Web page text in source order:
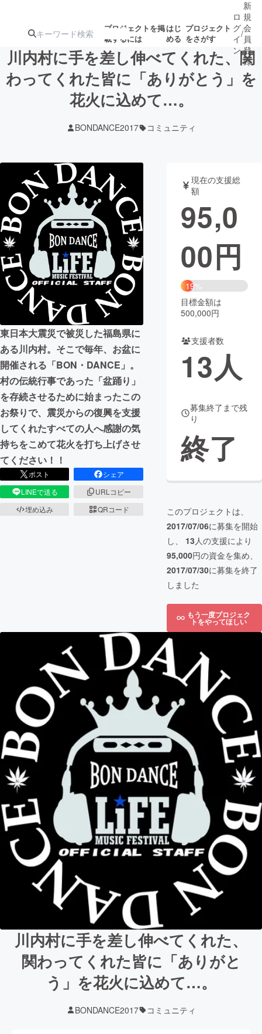
プロジェクトを掲
載するには
はじ
める
プロジェクト
をさがす
注目のリ 注目の新着プロ募集終了が近いプ
テクノロジー・ガジェット
映像・映画 書籍・雑誌
ビジネス・起業 チャレンジ
まちづくり・地域活性化
CAMPFIRE for Social Good CAMPFIRE Creation
CAMPFIREふるさと納税machi-ya コミュニティ
ロ
グ
イ
ン
/
新
規
会
員
登
録
川内村に手を差し伸べてくれた、関
わってくれた皆に「ありがとう」を
花火に込めて…。
BONDANCE2017 コミュニティ
東日本大震災で被災した福島県に
ある川内村。そこで毎年、お盆に
開催される「BON・DANCE」。
村の伝統行事であった「盆踊り」
を存続させるために始まったこの
お祭りで、震災からの復興を支援
してくれたすべての人へ感謝の気
持ちをこめて花火を打ち上げさせ
てください！！
ポスト
シェア
LINEで送る
URLコピー
埋め込み
QRコード
現在の支援総
額
95,0
00円
19%
目標金額は
500,000円
支援者数
13人
募集終了まで残
り
終了
このプロジェクトは、
2017/07/06に募集を開始
し、 13人の支援により
95,000円の資金を集め、
2017/07/30に募集を終了
しました
もう一度プロジェク
トをやってほしい
川内村に手を差し伸べてくれた、
関わってくれた皆に「ありがと
う」を花火に込めて…。
BONDANCE2017 コミュニティ